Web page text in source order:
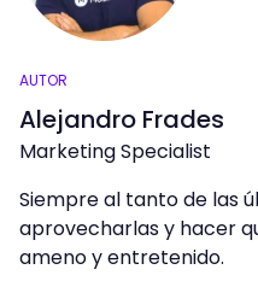
AUTOR
Alejandro Frades
Marketing Specialist
Siempre al tanto de las
aprovecharlas y hacer
ameno y entretenido.